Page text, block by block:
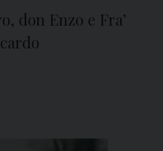
don Enzo e Fra’